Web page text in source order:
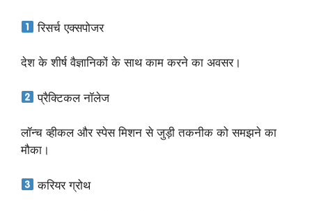
रिसर्च एक्सपोजर
देश के शीर्ष वैज्ञानिकों के साथ काम करने का अवसर।
प्रैक्टिकल नॉलेज
लॉन्च व्हीकल और स्पेस मिशन से जुड़ी तकनीक को समझने का
मौका।
करियर ग्रोथ